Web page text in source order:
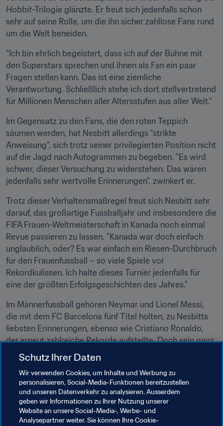
Hobbit-Trilogie glänzte. Er freut sich jedenfalls schon
sehr auf seine Rolle, um die ihn sicher zahllose Fans rund
um die Welt beneiden.
"Ich bin ehrlich begeistert, dass ich auf der Bühne mit
den Superstars sprechen und ihnen als Fan ein paar
Fragen stellen kann. Das ist eine ziemliche
Verantwortung. Schließlich stehe ich dort stellvertretend
für Millionen Menschen aller Altersstufen aus aller Welt."
Im Gegensatz zu den Fans, die den roten Teppich
säumen werden, hat Nesbitt allerdings "strikte
Anweisung", sich trotz seiner privilegierten Position nicht
auf die Jagd nach Autogrammen zu begeben. "Es wird
schwer, dieser Versuchung zu widerstehen. Das wären
jedenfalls sehr wertvolle Erinnerungen", zwinkert er.
Trotz dieser Verhaltensmaßregel freut sich Nesbitt sehr
darauf, das großartige Fussballjahr und insbesondere die
FIFA Frauen-Weltmeisterschaft in Kanada noch einmal
Revue passieren zu lassen. "Kanada war doch einfach
unglaublich, oder? Es war einfach ein Riesen-Durchbruch
für den Frauenfussball – so viele Spiele vor
Rekordkulissen. Ich halte dieses Turnier jedenfalls für
eine der größten Erfolgsgeschichten des Jahres."
Im Männerfussball gehören Neymar und Lionel Messi,
die mit dem FC Barcelona fünf Titel holten, zu Nesbitts
liebsten Erinnerungen, ebenso wie Cristiano Ronaldo,
der erneut zahlreiche Rekorde aufstellte. Doch sein ganz
persönlicher Höhepunkt wird auf der Bühne fehlen. "Für
Höhepunkt des Jahres. Die gelungene Qualifikation für
die UEFA EURO 2016 war für mich das Sahnehäubchen."
Für Nesbitt jedenfalls könnte es keinen besseren Start in
das kommende Fussballjahr geben als einen Abend in
Schutz Ihrer Daten
Wir verwenden Cookies, um Inhalte und Werbung zu
personalisieren, Social-Media-Funktionen bereitzustellen
und unseren Datenverkehr zu analysieren. Ausserdem
geben wir Informationen zu Ihrer Nutzung unserer
Website an unsere Social-Media-, Werbe- und
Analysepartner weiter. Sie können Ihre Cookie-